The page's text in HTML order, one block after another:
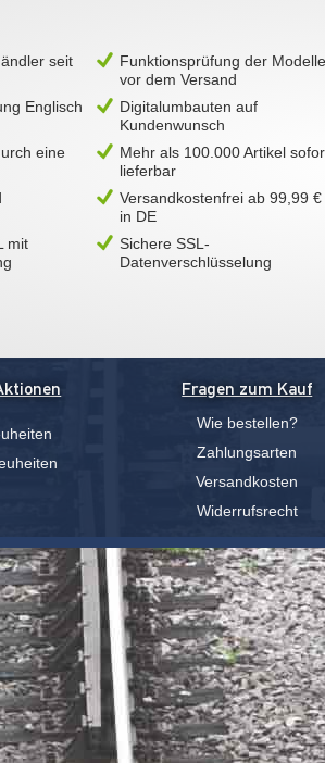
seit
Funktionsprüfung der Modelle
vor dem Versand
Englisch
Digitalumbauten auf
Kundenwunsch
eine
Mehr als 100.000 Artikel
lieferbar
Versandkostenfrei ab 99,99 €
in DE
mit
Sichere SSL-
Datenverschlüsselung
Fragen zum Kauf
Wie bestellen?
Zahlungsarten
Versandkosten
Widerrufsrecht